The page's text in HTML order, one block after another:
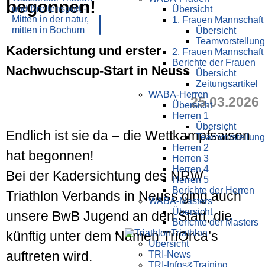
Übersicht
1. Frauen Mannschaft
Übersicht
Teamvorstellung
2. Frauen Mannschaft
Berichte der Frauen
Übersicht
Zeitungsartikel
WABA-Herren
Übersicht
Herren 1
Übersicht
Teamvorstellung
Herren 2
Herren 3
Herren 4
Herren 5
Berichte der Herren
WABA-Masters
Übersicht
Berichte der Masters
Triathlon
Übersicht
TRI-News
TRI-Infos&Training
begonnen!
Kadersichtung und erster
Nachwuchscup-Start in Neuss
25.03.2026
Endlich ist sie da – die Wettkampfsaison
hat begonnen!
Bei der Kadersichtung des NRW
Triathlon Verbands in Neuss ging auch
unsere BwB Jugend an den Start, die
künftig unter dem Namen TriOrca’s
auftreten wird.